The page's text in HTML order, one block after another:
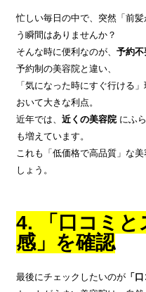
忙しい毎日の中で、突然「前
う瞬間はありませんか？
そんな時に便利なのが、予約
予約制の美容院と違い、
「気になった時にすぐ行ける
おいて大きな利点。
近年では、近くの美容院 にふ
も増えています。
これも「低価格で高品質」な
しょう。
4. 「口コミと
感」を確認
最後にチェックしたいのが 「